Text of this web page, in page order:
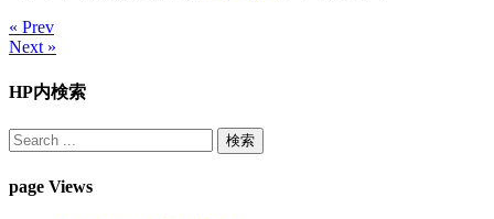
« Prev
Next »
HP内検索
page Views